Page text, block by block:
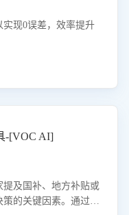
实现0误差，效率提升
-[VOC AI]
及国补、地方补贴或
策的关键因素。通过AI